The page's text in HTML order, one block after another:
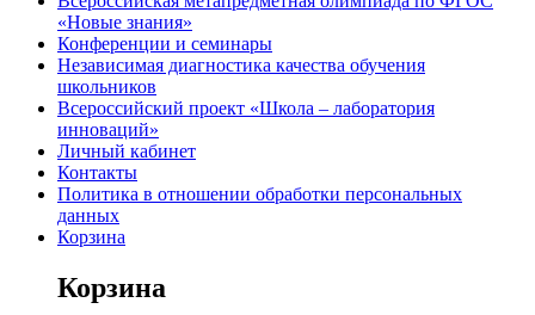
«Новые знания»
Конференции и семинары
Независимая диагностика качества обучения
школьников
Всероссийский проект «Школа – лаборатория
инноваций»
Личный кабинет
Контакты
Политика в отношении обработки персональных
данных
Корзина
Корзина